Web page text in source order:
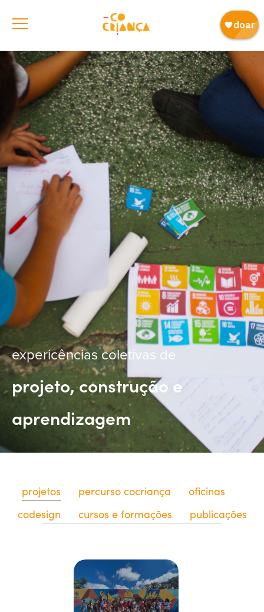
expericências coletivas de
projeto, construção e
aprendizagem
projetos percurso cocriança
oficinas
codesign
cursos e formações publicações